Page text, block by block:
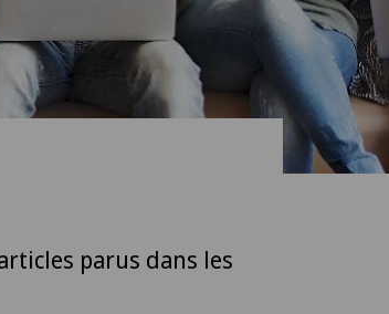
parus dans les